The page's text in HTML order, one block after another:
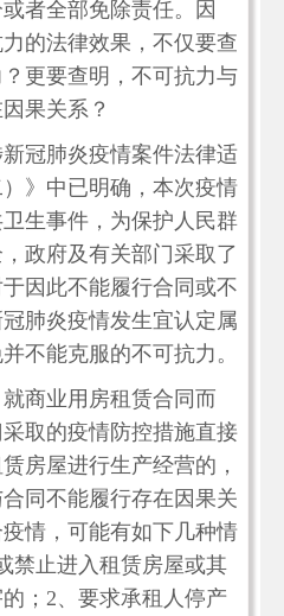
者全部免除责任。因
的法律效果，不仅要查
更要查明，不可抗力与
果关系？
冠肺炎疫情案件法律适
》中已明确，本次疫情
生事件，为保护人民群
政府及有关部门采取了
因此不能履行合同或不
肺炎疫情发生宜认定属
不能克服的不可抗力。
商业用房租赁合同而
取的疫情防控措施直接
房屋进行生产经营的，
同不能履行存在因果关
情，可能有如下几种情
禁止进入租赁房屋或其
；2、要求承租人停产